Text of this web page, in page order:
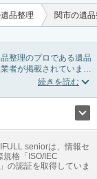
品整理 関市の遺
整理のプロである遺品
者が掲載されていま
品整理会社を比較でき
の就労支援
らし情報
seniorは、情報セ
規格「ISO/IEC
の認証を取得していま